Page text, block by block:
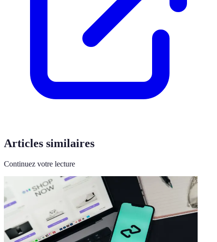
Articles similaires
Continuez votre lecture